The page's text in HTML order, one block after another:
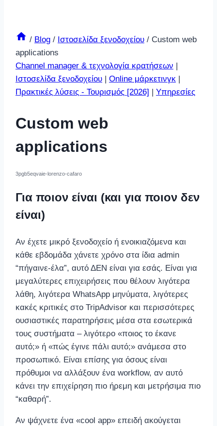
/ Blog / Ιστοσελίδα ξενοδοχείου / Custom web
applications
Channel manager & τεχνολογία κρατήσεων
Ιστοσελίδα ξενοδοχείου
Οnline μάρκετινγκ
Πρακτικές λύσεις - Τουρισμός [2026]
Υπηρεσίες
Custom web
applications
3pgb5eqvaie-lorenzo-cafaro
Για ποιον είναι (και για ποιον δεν
είναι)
Αν έχετε μικρό ξενοδοχείο ή ενοικιαζόμενα και
κάθε εβδομάδα χάνετε χρόνο στα ίδια admin
“πήγαινε-έλα”, αυτό ΔΕΝ είναι για εσάς. Είναι για
μεγαλύτερες επιχειρήσεις που θέλουν λιγότερα
λάθη, λιγότερα WhatsApp μηνύματα, λιγότερες
κακές κριτικές στο TripAdvisor και περισσότερες
ουσιαστικές παρατηρήσεις μέσα στα εσωτερικά
τους συστήματα – λιγότερο «ποιος το έκανε
αυτό;» ή «πώς έγινε πάλι αυτό;» ανάμεσα στο
προσωπικό. Είναι επίσης για όσους είναι
πρόθυμοι να αλλάξουν ένα workflow, αν αυτό
κάνει την επιχείρηση πιο ήρεμη και μετρήσιμα πιο
“καθαρή”.
Αν ψάχνετε ένα «cool app» επειδή ακούγεται